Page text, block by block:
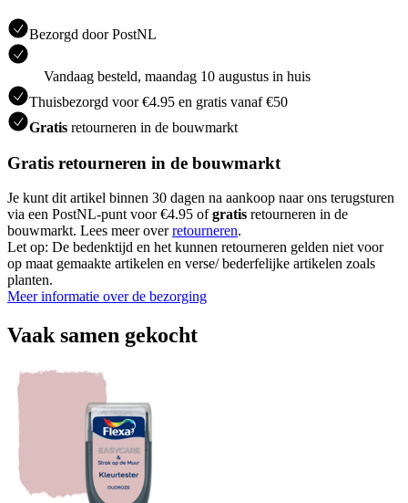
Bezorgd door PostNL
Vandaag besteld, maandag 10 augustus in huis
Thuisbezorgd voor €4.95 en gratis vanaf €50
Gratis retourneren in de bouwmarkt
Gratis retourneren in de bouwmarkt
Je kunt dit artikel binnen 30 dagen na aankoop naar ons terugsturen
via een PostNL-punt voor €4.95 ofgratis retourneren in de
bouwmarkt. Lees meer overretourneren.
Let op: De bedenktijd en het kunnen retourneren gelden niet voor
op maat gemaakte artikelen en verse/ bederfelijke artikelen zoals
planten.
Meer informatie over de bezorging
Vaak samen gekocht